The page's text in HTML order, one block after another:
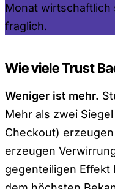
Monat wirtschaftlich
fraglich.
Wie viele Trust
Weniger ist mehr.
Mehr als zwei
Checkout)
erzeugen
gegenteiligen Effekt